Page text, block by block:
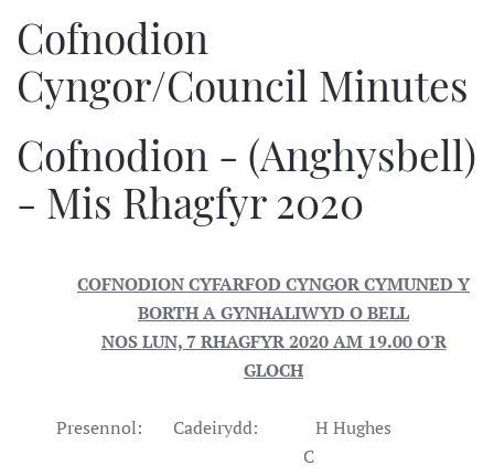
Cofnodion
Cyngor/Council Minutes
Cofnodion - (Anghysbell)
- Mis Rhagfyr 2020
COFNODION CYFARFOD CYNGOR CYMUNED Y
BORTH A GYNHALIWYD O BELL
NOS LUN, 7 RHAGFYR 2020 AM 19.00 O'R
GLOCH
Presennol: Cadeirydd: H Hughes
C